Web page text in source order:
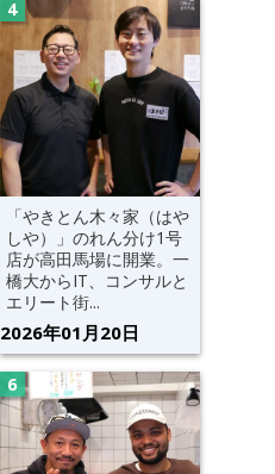
「やきとん木々家（はや
しや）」のれん分け1号
店が高田馬場に開業。一
橋大からIT、コンサルと
エリート街...
2026年01月20日